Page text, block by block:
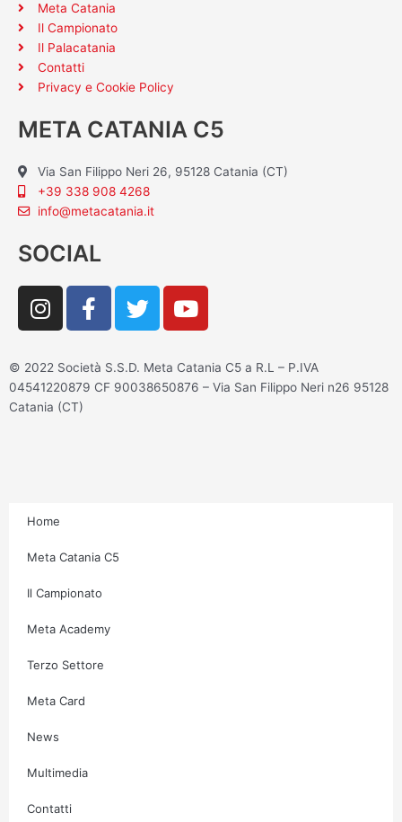
Meta Catania
Il Campionato
Il Palacatania
Contatti
Privacy e Cookie Policy
META CATANIA C5
Via San Filippo Neri 26, 95128 Catania (CT)
+39 338 908 4268
info@metacatania.it
SOCIAL
I
n
t
a
g
F
a
e
b
T
w
t
t
Y
o
t
u
© 2022 Società S.S.D. Meta Catania C5 a R.L – P.IVA
04541220879 CF 90038650876 – Via San Filippo Neri n26 95128
Catania (CT)
Home
Meta Catania C5
Il Campionato
Meta Academy
Terzo Settore
Meta Card
News
Multimedia
Contatti